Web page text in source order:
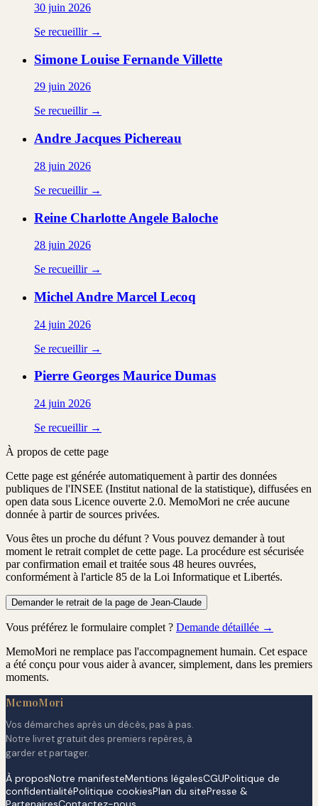
30 juin 2026
Se recueillir →
Simone Louise Fernande Villette
29 juin 2026
Se recueillir →
Andre Jacques Pichereau
28 juin 2026
Se recueillir →
Reine Charlotte Angele Baloche
28 juin 2026
Se recueillir →
Michel Andre Marcel Lecoq
24 juin 2026
Se recueillir →
Pierre Georges Maurice Dumas
24 juin 2026
Se recueillir →
À propos de cette page
Cette page est générée automatiquement à partir des données
publiques de l'INSEE (Institut national de la statistique), diffusées en
open data sous Licence ouverte 2.0. MemoMori ne crée aucune
donnée à partir de sources privées.
Vous êtes un proche du défunt ? Vous pouvez demander à tout
moment le retrait complet de cette page. La procédure est sécurisée
par confirmation email et traitée sous 48 heures ouvrées,
conformément à l'article 85 de la Loi Informatique et Libertés.
Demander le retrait de la page de Jean-Claude
Vous préférez le formulaire complet ? Demande détaillée →
MemoMori ne remplace pas l'accompagnement humain. Cet espace
a été conçu pour vous aider à avancer, simplement, dans les premiers
moments.
MemoMori
Vos démarches après un décès, pas à pas.
Notre livret gratuit des premiers repères, à
garder et partager.
À proposNotre manifesteMentions légalesCGUPolitique de
confidentialitéPolitique cookiesPlan du sitePresse &